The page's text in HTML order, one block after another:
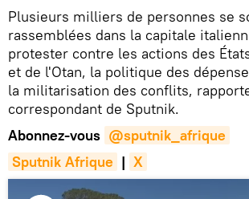
Plusieurs milliers de personnes se
rassemblées dans la capitale
protester contre les actions des
et de l'Otan, la politique des
la militarisation des conflits,
correspondant de Sputnik.
Abonnez-vous @sputnik_afrique
Sputnik Afrique | X